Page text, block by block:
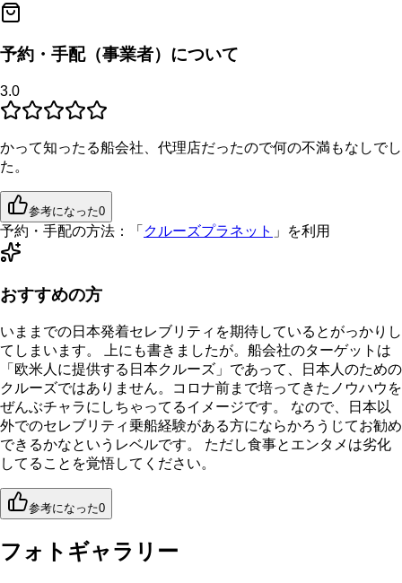
予約・手配（事業者）について
3.0
かって知ったる船会社、代理店だったので何の不満もなしでし
た。
参考になった0
予約・手配の方法： 「 クルーズプラネット 」を利用
おすすめの方
いままでの日本発着セレブリティを期待しているとがっかりし
てしまいます。 上にも書きましたが。船会社のターゲットは
「欧米人に提供する日本クルーズ」であって、日本人のための
クルーズではありません。コロナ前まで培ってきたノウハウを
ぜんぶチャラにしちゃってるイメージです。 なので、日本以
外でのセレブリティ乗船経験がある方にならかろうじてお勧め
できるかなというレベルです。 ただし食事とエンタメは劣化
してることを覚悟してください。
参考になった0
フォトギャラリー